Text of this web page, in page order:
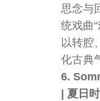
思念与
统戏曲
以转腔
化古典
6.
| 夏日